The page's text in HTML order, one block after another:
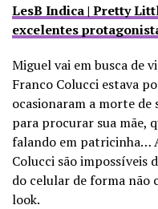
LesB Indica | Pretty
excelentes
Miguel vai em busca de
Franco Colucci estava
ocasionaram a morte de
para procurar sua mãe,
falando em patricinha…
Colucci são impossíveis
do celular de forma não
look.